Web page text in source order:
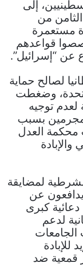
إلى
من
مستعمرة
قواعدهم
عن “إسرائيل”.
لصالح حماية
وضغطت
لعدم توجيه
بسبب
العدل
والإبادة
لمضايقة
يدافعون عن
كبرى
لدعم
الجامعات
للإبادة
قمعية ضد